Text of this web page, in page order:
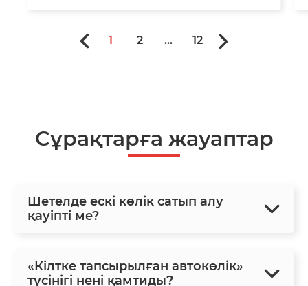
1 2 ... 12
Сұрақтарға жауаптар
Шетелде ескі көлік сатып алу
қауіпті ме?
«Кілтке тапсырылған автокөлік»
түсінігі нені қамтиды?